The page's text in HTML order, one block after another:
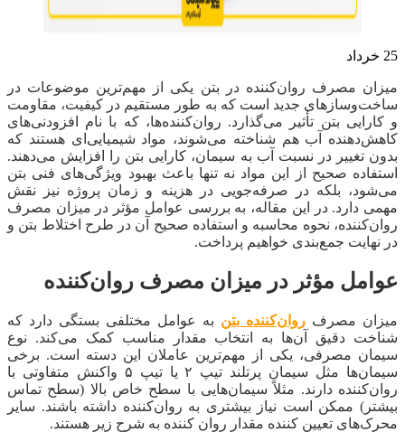
25 خرداد
میزان مصرف روان‌کننده در بتن یکی از مهم‌ترین موضوعات در
ساخت‌وسازهای جدید است که به طور مستقیم در کیفیت، مقاومت
و کارایی بتن تأثیر می‌گذارد. روان‌کننده‌ها، که با نام افزودنی‌های
کاهش‌دهنده آب هم شناخته می‌شوند، مواد شیمیایی‌ای هستند که
بدون تغییر در نسبت آب به سیمان، کارایی بتن را افزایش می‌دهند.
استفاده صحیح از این مواد نه‌ تنها باعث بهبود ویژگی‌های فنی بتن
می‌شود، بلکه در صرفه‌جویی در هزینه و زمان پروژه نیز نقش
مهمی دارد. در این مقاله، به بررسی عوامل مؤثر در میزان مصرف
روان‌کننده، نحوه محاسبه و استفاده صحیح آن در طرح اختلاط بتن و
در نهایت جمع‌بندی خواهیم پرداخت.
عوامل مؤثر در میزان مصرف روان‌کننده
میزان مصرف روان‌کننده بتن به عوامل مختلفی بستگی دارد که
شناخت دقیق آن‌ها به انتخاب مقدار مناسب کمک می‌کند. نوع
سیمان مصرفی، یکی از مهم‌ترین عاملان این دسته است‌. برخی
سیمان‌ها مثل سیمان پرتلند تیپ ۲ یا تیپ ۵ واکنش متفاوتی با
روان‌کننده دارند. مثلاً سیمان‌هایی با سطح خاص بالا (سطح تماس
بیشتر) ممکن است نیاز بیشتری به روان‌کننده داشته باشند. سایر
محرک‌های تعیین کننده مقدار روان کننده به شرح زیر هستند.